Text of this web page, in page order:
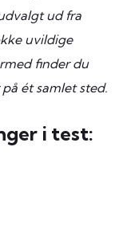
ud fra
uvildige
finder du
ét samlet sted.
i test: